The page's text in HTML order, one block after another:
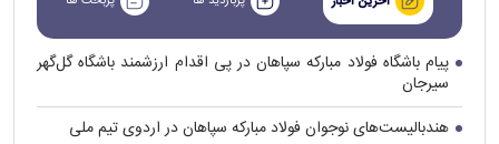
پیام باشگاه فولاد مبارکه سپاهان در پی اقدام ارزشمند باشگاه گل‌گهر
سیرجان
هندبالیست‌های نوجوان فولاد مبارکه سپاهان در اردوی تیم ملی